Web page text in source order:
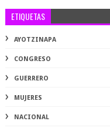
ETIQUETAS
AYOTZINAPA
CONGRESO
GUERRERO
MUJERES
NACIONAL